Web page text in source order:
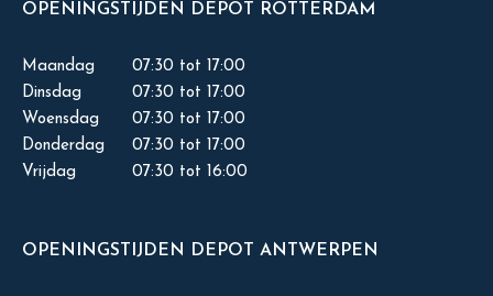
OPENINGSTIJDEN DEPOT ROTTERDAM
Maandag
07:30 tot 17:00
Dinsdag
07:30 tot 17:00
Woensdag
07:30 tot 17:00
Donderdag
07:30 tot 17:00
Vrijdag
07:30 tot 16:00
OPENINGSTIJDEN DEPOT ANTWERPEN